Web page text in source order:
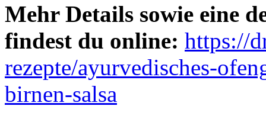
Mehr Details sowie eine
findest du online: https://
rezepte/ayurvedisches-
birnen-salsa